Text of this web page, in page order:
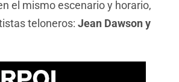
el mismo escenario y horario,
teloneros: Jean Dawson y